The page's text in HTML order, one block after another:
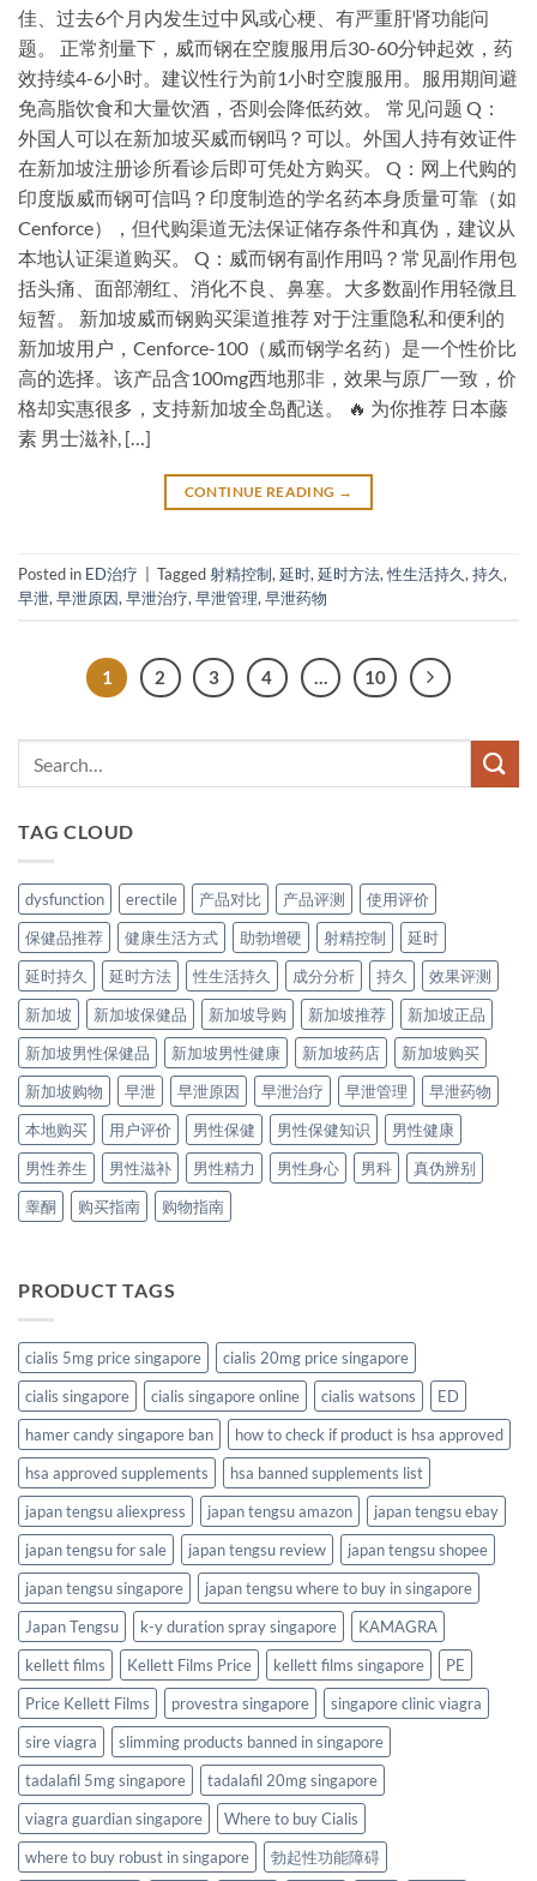
佳、过去6个月内发生过中风或心梗、有严重肝肾功能问
题。 正常剂量下，威而钢在空腹服用后30-60分钟起效，药
效持续4-6小时。建议性行为前1小时空腹服用。服用期间避
免高脂饮食和大量饮酒，否则会降低药效。 常见问题 Q：
外国人可以在新加坡买威而钢吗？可以。外国人持有效证件
在新加坡注册诊所看诊后即可凭处方购买。 Q：网上代购的
印度版威而钢可信吗？印度制造的学名药本身质量可靠（如
Cenforce），但代购渠道无法保证储存条件和真伪，建议从
本地认证渠道购买。 Q：威而钢有副作用吗？常见副作用包
括头痛、面部潮红、消化不良、鼻塞。大多数副作用轻微且
短暂。 新加坡威而钢购买渠道推荐 对于注重隐私和便利的
新加坡用户，Cenforce-100（威而钢学名药）是一个性价比
高的选择。该产品含100mg西地那非，效果与原厂一致，价
格却实惠很多，支持新加坡全岛配送。 🔥 为你推荐 日本藤
素 男士滋补, […]
CONTINUE READING →
Posted in ED治疗 Tagged射精控制, 延时, 延时方法,性生活持久, 持久,
早泄, 早泄原因, 早泄治疗, 早泄管理, 早泄药物
1 2 3 4 … 10
TAG CLOUD
dysfunction erectile 产品对比 产品评测
使用评价
保健品推荐
健康生活方式 助勃增硬 射精控制
延时
延时持久
延时方法 性生活持久 成分分析 持久
效果评测
新加坡
新加坡保健品 新加坡导购 新加坡推荐
新加坡正品
新加坡男性保健品
新加坡男性健康 新加坡药店
新加坡购买
新加坡购物
早泄 早泄原因 早泄治疗 早泄管理
早泄药物
本地购买
用户评价 男性保健 男性保健知识
男性健康
男性养生
男性滋补 男性精力 男性身心 男科
真伪辨别
睾酮
购买指南 购物指南
PRODUCT TAGS
cialis 5mg price singapore
cialis 20mg price singapore
cialis singapore
cialis singapore online cialis watsons
ED
hamer candy singapore ban
how to check if product is hsa approved
hsa approved supplements
hsa banned supplements list
japan tengsu aliexpress
japan tengsu amazon
japan tengsu ebay
japan tengsu for sale
japan tengsu review
japan tengsu shopee
japan tengsu singapore
japan tengsu where to buy in singapore
Japan Tengsu
k-y duration spray singapore
KAMAGRA
kellett films
Kellett Films Price kellett films singapore
PE
Price Kellett Films
provestra singapore
singapore clinic viagra
sire viagra
slimming products banned in singapore
tadalafil 5mg singapore
tadalafil 20mg singapore
viagra guardian singapore
Where to buy Cialis
where to buy robust in singapore
勃起性功能障碍